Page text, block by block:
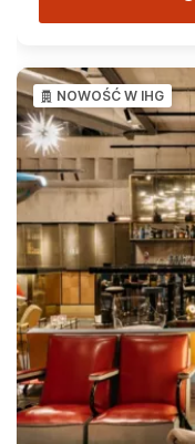
NOWOŚĆ W IHG